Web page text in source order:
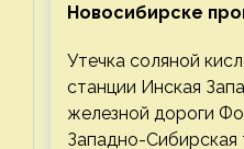
Новосибирске
Утечка соляной
станции Инская
железной дороги
Западно-Сибирская